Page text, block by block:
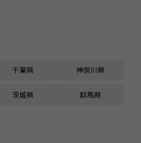
千葉県 神奈川県
茨城県 群馬県